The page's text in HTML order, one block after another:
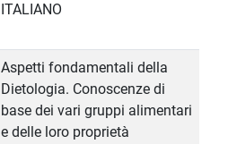
ITALIANO
Aspetti fondamentali della
Dietologia. Conoscenze di
base dei vari gruppi alimentari
e delle loro proprietà